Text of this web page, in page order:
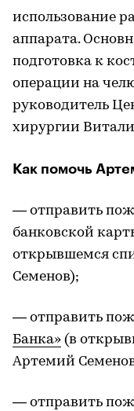
использование
аппарата.
подготовка к
операции на
руководитель
хирургии
Как помочь
— отправить
банковской
открывшемся
Семенов);
— отправить
Банка» (в
Артемий
— отправить